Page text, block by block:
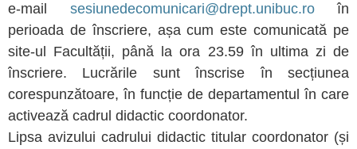
e-mail sesiunedecomunicari@drept.unibuc.roîn
perioada de înscriere, așa cum este comunicată pe
site-ul Facultății, până la ora 23.59 în ultima zi de
înscriere. Lucrările sunt înscrise în secțiunea
corespunzătoare, în funcție de departamentul în care
activează cadrul didactic coordonator.
Lipsa avizului cadrului didactic titular coordonator (și